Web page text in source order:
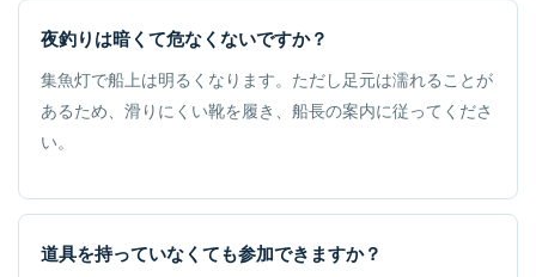
夜釣りは暗くて危なくないですか？
集魚灯で船上は明るくなります。ただし足元は濡れることが
あるため、滑りにくい靴を履き、船長の案内に従ってくださ
い。
道具を持っていなくても参加できますか？